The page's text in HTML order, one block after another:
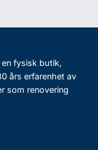
fysisk butik,
års erfarenhet av
som renovering